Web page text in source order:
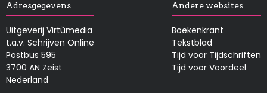
Adresgegevens
Uitgeverij Virtùmedia
t.a.v. Schrijven Online
Postbus 595
3700 AN Zeist
Nederland
Andere websites
Boekenkrant
Tekstblad
Tijd voor Tijdschriften
Tijd voor Voordeel